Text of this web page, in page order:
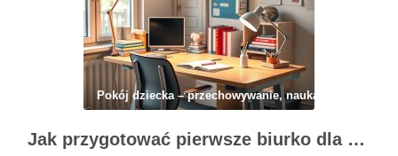
Pokój dziecka – przechowywanie, nauka i codzienny
Jak przygotować pierwsze biurko dla ucznia: ergonomia, organizacja i oświetlenie dla komfortu nauki